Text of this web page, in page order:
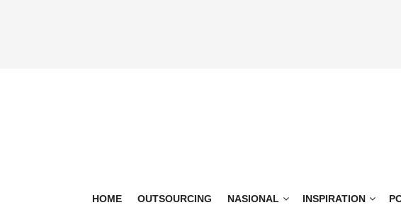
HOME OUTSOURCING NASIONAL INSPIRATION